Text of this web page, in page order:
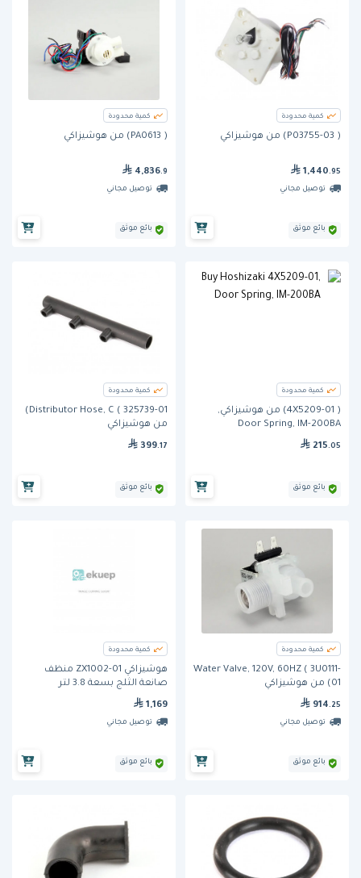
كمية محدودة
( P03755-03) من هوشيزاكي
1,440 .95
توصيل مجاني
بائع موثق
كمية محدودة
( PA0613) من هوشيزاكي
4,836.9
توصيل مجاني
بائع موثق
كمية محدودة
( 4X5209-01) من هوشيزاكي,
Door Spring, IM-200BA
215 .05
بائع موثق
كمية محدودة
Distributor Hose, C ( 325739-01)
من هوشيزاكي
399.17
بائع موثق
كمية محدودة
Water Valve, 120V, 60HZ ( 3U0111-
01) من هوشيزاكي
914 .25
توصيل مجاني
بائع موثق
كمية محدودة
هوشيزاكي ZX1002-01 منظف
صانعة الثلج بسعة 3.8 لتر
1,169
توصيل مجاني
بائع موثق